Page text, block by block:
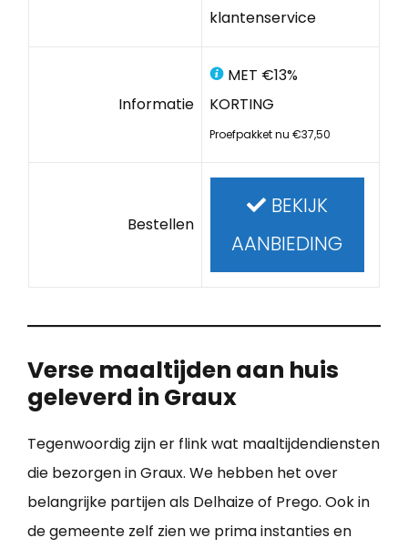
klantenservice
Informatie
MET €13%
KORTING
Proefpakket nu €37,50
Bestellen
BEKIJK
AANBIEDING
Verse maaltijden aan huis
geleverd in Graux
Tegenwoordig zijn er flink wat maaltijdendiensten
die bezorgen in Graux. We hebben het over
belangrijke partijen als Delhaize of Prego. Ook in
de gemeente zelf zien we prima instanties en